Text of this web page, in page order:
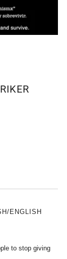
ENGLISH
to stop giving